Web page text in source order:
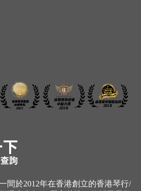
間於2012年在香港創立的香港琴行/